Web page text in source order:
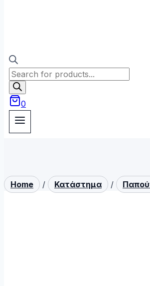
Products
search
0
Home / Κατάστημα /